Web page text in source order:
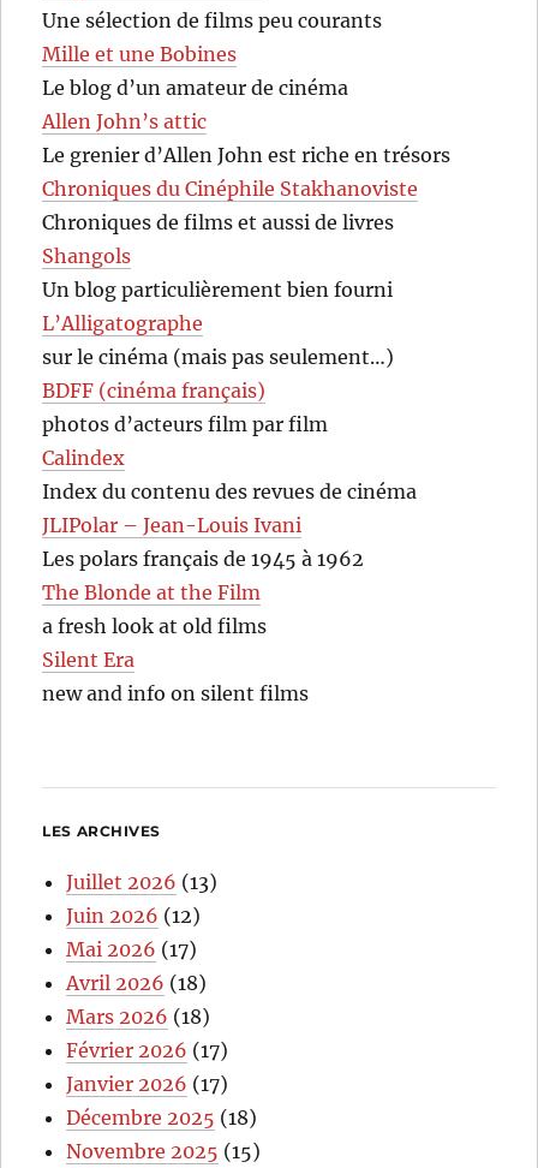
Une sélection de films peu courants
Mille et une Bobines
Le blog d’un amateur de cinéma
Allen John’s attic
Le grenier d’Allen John est riche en trésors
Chroniques du Cinéphile Stakhanoviste
Chroniques de films et aussi de livres
Shangols
Un blog particulièrement bien fourni
L’Alligatographe
sur le cinéma (mais pas seulement…)
BDFF (cinéma français)
photos d’acteurs film par film
Calindex
Index du contenu des revues de cinéma
JLIPolar – Jean-Louis Ivani
Les polars français de 1945 à 1962
The Blonde at the Film
a fresh look at old films
Silent Era
new and info on silent films
LES ARCHIVES
Juillet 2026 (13)
Juin 2026 (12)
Mai 2026 (17)
Avril 2026 (18)
Mars 2026 (18)
Février 2026 (17)
Janvier 2026 (17)
Décembre 2025 (18)
Novembre 2025 (15)